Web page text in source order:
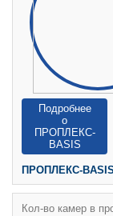
Подробнее
о
ПРОПЛЕКС-
BASIS
ПРОПЛЕКС-BASIS
Кол-во камер в